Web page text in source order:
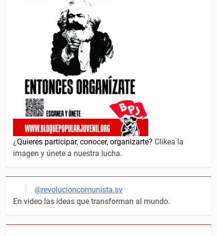
¿Quieres participar, conocer, organizarte? Clikea la
imagen y únete a nuestra lucha.
@revolucioncomunista.sv
En video las ideas que transforman al mundo.